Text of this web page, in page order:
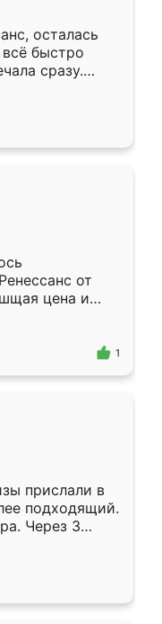
здесь.
осталась
быстро
сразу.
подошёл к
Собрали
даже
от
цена и
Приехавший
самый
1
прислали в
подходящий.
Через 3
Остались